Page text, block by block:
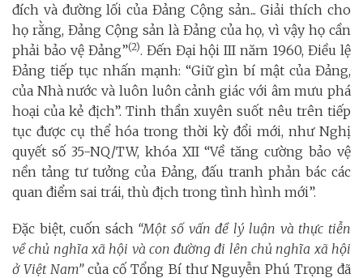
đích và đường lối của Đảng Cộng sản... Giải thích cho
họ rằng, Đảng Cộng sản là Đảng của họ, vì vậy họ cần
phải bảo vệ Đảng”(2). Đến Đại hội III năm 1960, Điều lệ
Đảng tiếp tục nhấn mạnh: “Giữ gìn bí mật của Đảng,
của Nhà nước và luôn luôn cảnh giác với âm mưu phá
hoại của kẻ địch”. Tinh thần xuyên suốt nêu trên tiếp
tục được cụ thể hóa trong thời kỳ đổi mới, như Nghị
quyết số 35-NQ/TW, khóa XII “Về tăng cường bảo vệ
nền tảng tư tưởng của Đảng, đấu tranh phản bác các
quan điểm sai trái, thù địch trong tình hình mới”.
Đặc biệt, cuốn sách “Một số vấn đề lý luận và thực tiễn
về chủ nghĩa xã hội và con đường đi lên chủ nghĩa xã hội
ở Việt Nam”của cố Tổng Bí thư Nguyễn Phú Trọng đã